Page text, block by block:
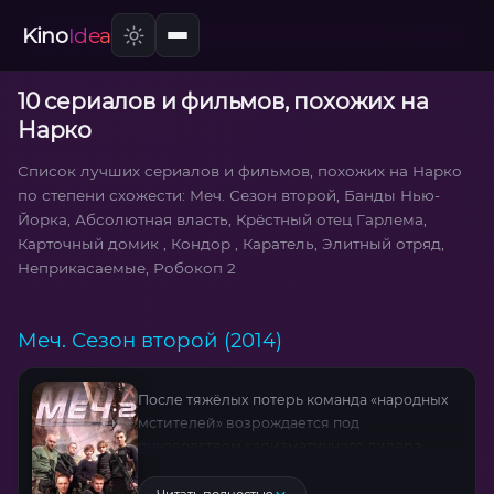
KinoIdea
10 сериалов и фильмов, похожих на
Нарко
Список лучших сериалов и фильмов, похожих на Нарко
по степени схожести: Меч. Сезон второй, Банды Нью-
Йорка, Абсолютная власть, Крёстный отец Гарлема,
Карточный домик , Кондор , Каратель, Элитный отряд,
Неприкасаемые, Робокоп 2
Меч. Сезон второй (2014)
После тяжёлых потерь команда «народных
мстителей» возрождается под